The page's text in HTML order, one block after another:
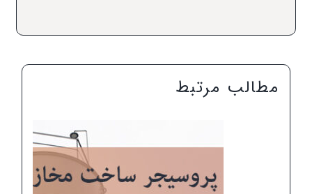
مطالب مرتبط